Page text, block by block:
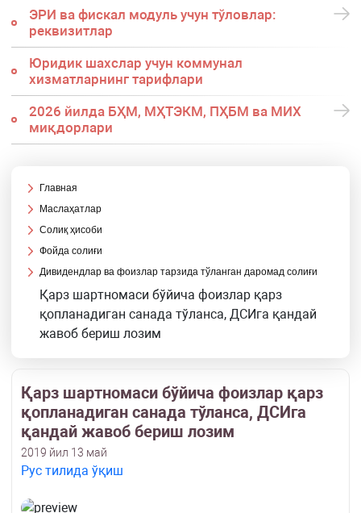
ЭРИ ва фискал модуль учун тўловлар:
реквизитлар
Юридик шахслар учун коммунал
хизматларнинг тарифлари
2026 йилда БҲМ, МҲТЭКМ, ПҲБМ ва МИХ
миқдорлари
Главная
Маслаҳатлар
Солиқ ҳисоби
Фойда солиғи
Дивидендлар ва фоизлар тарзида тўланган даромад солиғи
Қарз шартномаси бўйича фоизлар қарз
қопланадиган санада тўланса, ДСИга қандай
жавоб бериш лозим
Қарз шартномаси бўйича фоизлар қарз
қопланадиган санада тўланса, ДСИга
қандай жавоб бериш лозим
2019 йил 13 май
Рус тилида ўқиш